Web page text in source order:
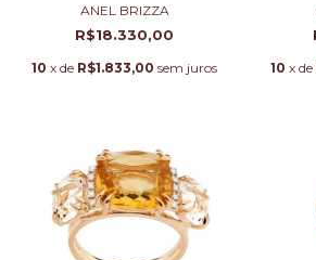
ANEL BRIZZA
R$18.330,00
10 x de R$1.833,00 sem juros 10 x de